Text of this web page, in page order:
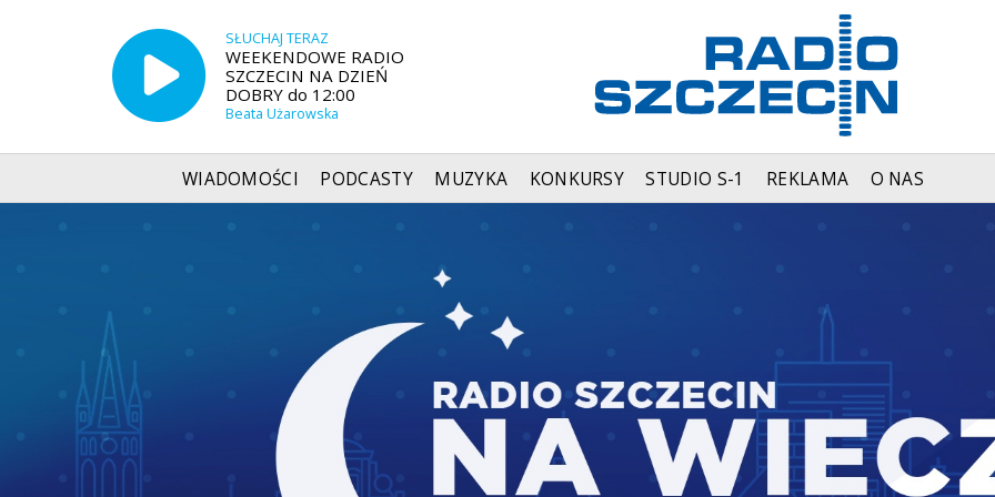
SŁUCHAJ TERAZ
WEEKENDOWE RADIO
SZCZECIN NA DZIEŃ
DOBRY do 12:00
Beata Użarowska
WIADOMOŚCI PODCASTY MUZYKA KONKURSY STUDIO S-1 REKLAMA O NAS